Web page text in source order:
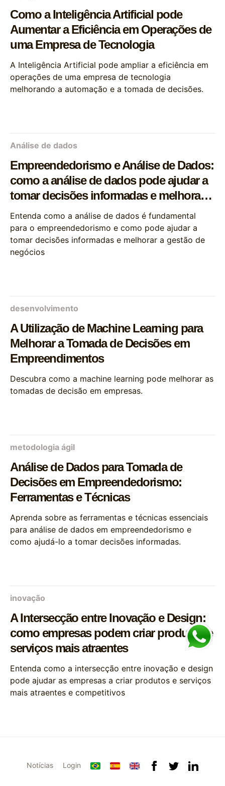
Como a Inteligência Artificial pode
Aumentar a Eficiência em Operações de
uma Empresa de Tecnologia
A Inteligência Artificial pode ampliar a eficiência em
operações de uma empresa de tecnologia
melhorando a automação e a tomada de decisões.
Análise de dados
Empreendedorismo e Análise de Dados:
como a análise de dados pode ajudar a
tomar decisões informadas e melhorar a
gestão de negócios
Entenda como a análise de dados é fundamental
para o empreendedorismo e como pode ajudar a
tomar decisões informadas e melhorar a gestão de
negócios
desenvolvimento
A Utilização de Machine Learning para
Melhorar a Tomada de Decisões em
Empreendimentos
Descubra como a machine learning pode melhorar as
tomadas de decisão em empresas.
metodologia ágil
Análise de Dados para Tomada de
Decisões em Empreendedorismo:
Ferramentas e Técnicas
Aprenda sobre as ferramentas e técnicas essenciais
para análise de dados em empreendedorismo e
como ajudá-lo a tomar decisões informadas.
inovação
A Intersecção entre Inovação e Design:
como empresas podem criar produtos e
serviços mais atraentes
Entenda como a intersecção entre inovação e design
pode ajudar as empresas a criar produtos e serviços
mais atraentes e competitivos
Notícias Login